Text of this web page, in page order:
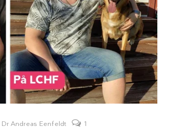
Dr Andreas Eenfeldt 1